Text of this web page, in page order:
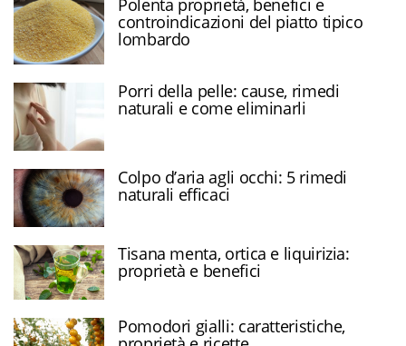
Polenta proprietà, benefici e
controindicazioni del piatto tipico
lombardo
Porri della pelle: cause, rimedi
naturali e come eliminarli
Colpo d’aria agli occhi: 5 rimedi
naturali efficaci
Tisana menta, ortica e liquirizia:
proprietà e benefici
Pomodori gialli: caratteristiche,